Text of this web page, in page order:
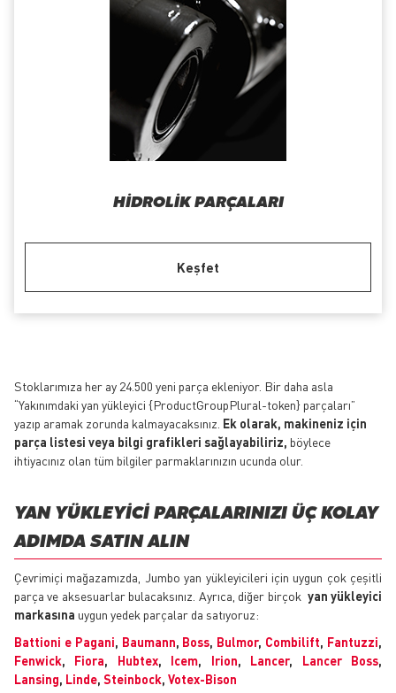
HIDROLIK PARÇALARI
Keşfet
Stoklarımıza her ay 24.500 yeni parça ekleniyor. Bir daha asla
“Yakınımdaki yan yükleyici {ProductGroupPlural-token} parçaları”
yazıp aramak zorunda kalmayacaksınız. Ek olarak, makineniz için
parça listesi veya bilgi grafikleri sağlayabiliriz, böylece
ihtiyacınız olan tüm bilgiler parmaklarınızın ucunda olur.
YAN YÜKLEYICI PARÇALARINIZI ÜÇ KOLAY
ADIMDA SATIN ALIN
Çevrimiçi mağazamızda, Jumbo yan yükleyicileri için uygun çok çeşitli
parça ve aksesuarlar bulacaksınız. Ayrıca, diğer birçok yan yükleyici
markasına uygun yedek parçalar da satıyoruz:
Battioni e Pagani, Baumann, Boss, Bulmor, Combilift, Fantuzzi,
Fenwick, Fiora, Hubtex, Icem, Irion, Lancer, Lancer Boss,
Lansing, Linde, Steinbock, Votex-Bison